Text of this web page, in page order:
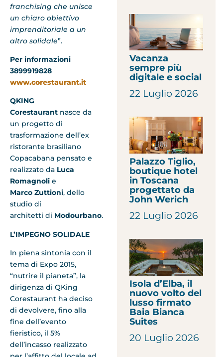
franchising che unisce
un chiaro obiettivo
imprenditoriale a un
altro solidale”.
Per informazioni
3899919828
www.corestaurant.it
QKING
Corestaurant nasce da
un progetto di
trasformazione dell’ex
ristorante brasiliano
Copacabana pensato e
realizzato da Luca
Romagnoli e
Marco Zuttioni, dello
studio di
architetti di Modourbano.
L’IMPEGNO SOLIDALE
In piena sintonia con il
tema di Expo 2015,
“nutrire il pianeta”, la
dirigenza di QKing
Corestaurant ha deciso
di devolvere, fino alla
fine dell’evento
fieristico, il 5%
dell’incasso realizzato
Vacanza
sempre più
digitale e social
22 Luglio 2026
Palazzo Tiglio,
boutique hotel
in Toscana
progettato da
John Werich
22 Luglio 2026
Isola d’Elba, il
nuovo volto del
lusso firmato
Baia Bianca
Suites
20 Luglio 2026